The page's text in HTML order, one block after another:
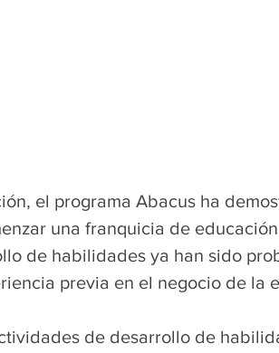
el programa Abacus ha
una franquicia de
de habilidades ya han sido
previa en el negocio de la
de desarrollo de